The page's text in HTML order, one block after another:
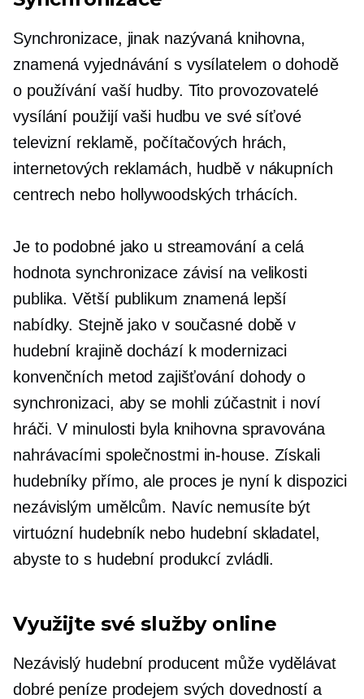
Synchronizace, jinak nazývaná knihovna,
znamená vyjednávání s vysílatelem o dohodě
o používání vaší hudby. Tito provozovatelé
vysílání použijí vaši hudbu ve své síťové
televizní reklamě, počítačových hrách,
internetových reklamách, hudbě v nákupních
centrech nebo hollywoodských trhácích.
Je to podobné jako u streamování a celá
hodnota synchronizace závisí na velikosti
publika. Větší publikum znamená lepší
nabídky. Stejně jako v současné době v
hudební krajině dochází k modernizaci
konvenčních metod zajišťování dohody o
synchronizaci, aby se mohli zúčastnit i noví
hráči. V minulosti byla knihovna spravována
nahrávacími společnostmi in-house. Získali
hudebníky přímo, ale proces je nyní k dispozici
nezávislým umělcům. Navíc nemusíte být
virtuózní hudebník nebo hudební skladatel,
abyste to s hudební produkcí zvládli.
Využijte své služby online
Nezávislý hudební producent může vydělávat
dobré peníze prodejem svých dovedností a